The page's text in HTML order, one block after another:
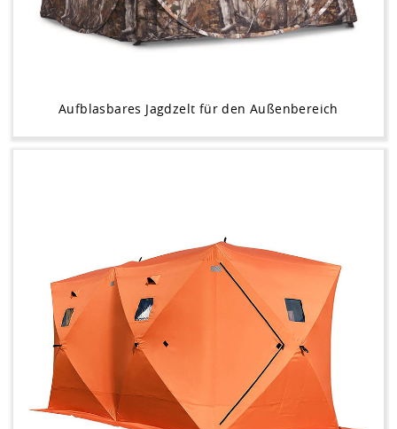
Aufblasbares Jagdzelt für den Außenbereich